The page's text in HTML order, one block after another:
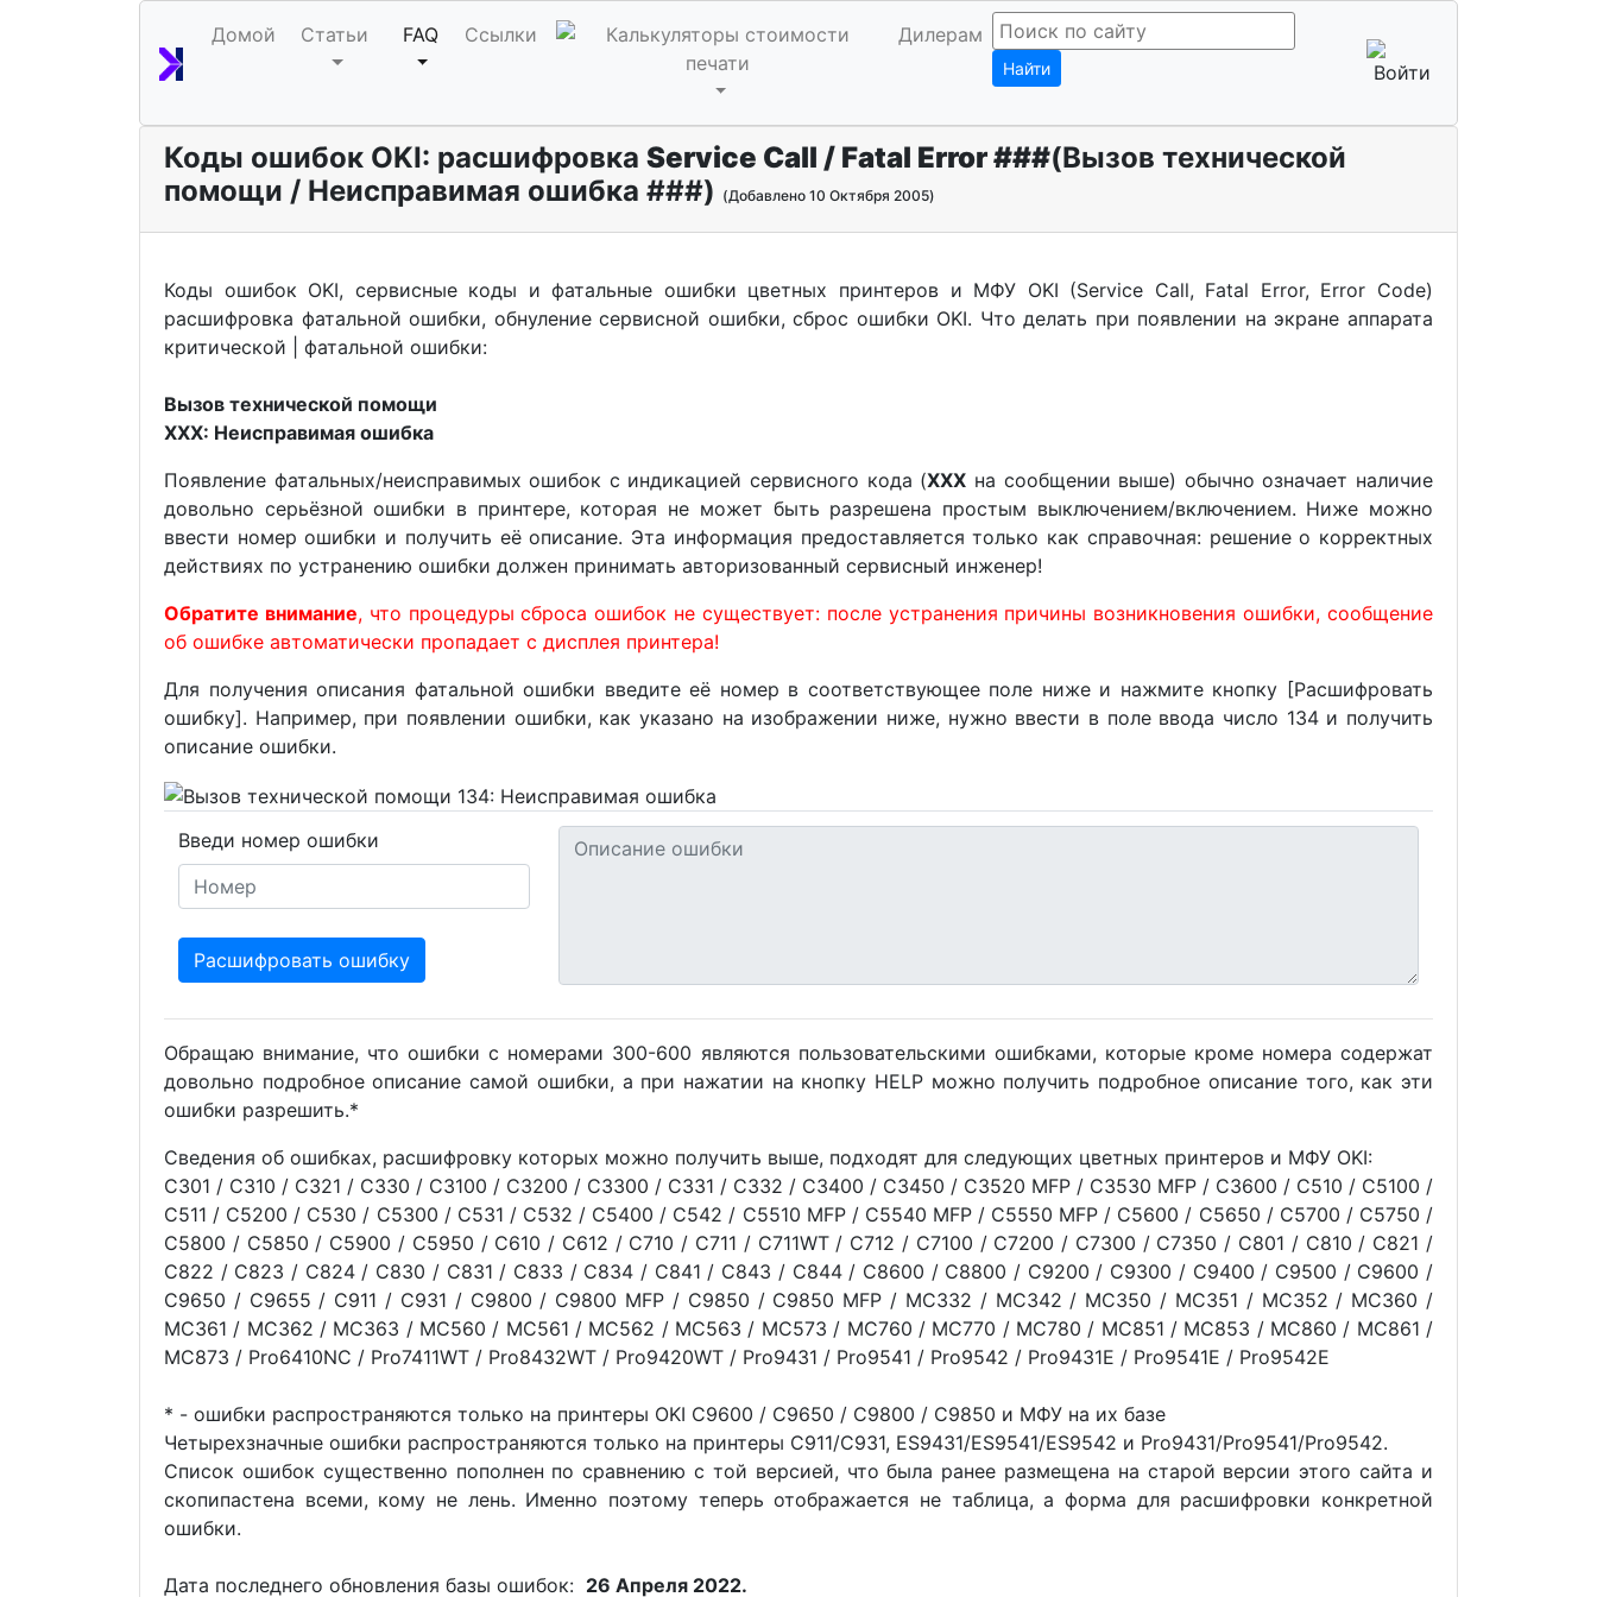
Домой Статьи FAQ Ссылки Дилерам
Найти
Коды ошибок OKI: расшифровка Service Call / Fatal Error ###(Вызов технической
помощи / Неисправимая ошибка ###) (Добавлено 10 Октября 2005)
Коды ошибок OKI, сервисные коды и фатальные ошибки цветных принтеров и МФУ OKI (Service Call, Fatal Error, Error Code)
расшифровка фатальной ошибки, обнуление сервисной ошибки, сброс ошибки OKI. Что делать при появлении на экране аппарата
критической | фатальной ошибки:
Вызов технической помощи
XXX: Неисправимая ошибка
Появление фатальных/неисправимых ошибок с индикацией сервисного кода (ХХХ на сообщении выше) обычно означает наличие
довольно серьёзной ошибки в принтере, которая не может быть разрешена простым выключением/включением. Ниже можно
ввести номер ошибки и получить её описание. Эта информация предоставляется только как справочная: решение о корректных
действиях по устранению ошибки должен принимать авторизованный сервисный инженер!
Обратите внимание, что процедуры сброса ошибок не существует: после устранения причины возникновения ошибки, сообщение
об ошибке автоматически пропадает с дисплея принтера!
Для получения описания фатальной ошибки введите её номер в соответствующее поле ниже и нажмите кнопку [Расшифровать
ошибку]. Например, при появлении ошибки, как указано на изображении ниже, нужно ввести в поле ввода число 134 и получить
описание ошибки.
Введи номер ошибки
Расшифровать ошибку
Обращаю внимание, что ошибки с номерами 300-600 являются пользовательскими ошибками, которые кроме номера содержат
довольно подробное описание самой ошибки, а при нажатии на кнопку HELP можно получить подробное описание того, как эти
ошибки разрешить.*
Сведения об ошибках, расшифровку которых можно получить выше, подходят для следующих цветных принтеров и МФУ OKI:
C301 / C310 / C321 / C330 / C3100 / C3200 / C3300 / C331 / C332 / C3400 / C3450 / C3520 MFP / C3530 MFP / C3600 / C510 / C5100 /
C511 / C5200 / C530 / C5300 / C531 / C532 / C5400 / C542 / C5510 MFP / C5540 MFP / C5550 MFP / C5600 / C5650 / C5700 / C5750 /
C5800 / C5850 / C5900 / C5950 / C610 / C612 / C710 / C711 / C711WT / C712 / C7100 / C7200 / C7300 / C7350 / C801 / C810 / C821 /
C822 / C823 / C824 / C830 / C831 / C833 / C834 / C841 / C843 / C844 / C8600 / C8800 / C9200 / C9300 / C9400 / C9500 / C9600 /
C9650 / C9655 / C911 / C931 / C9800 / C9800 MFP / C9850 / C9850 MFP / MC332 / MC342 / MC350 / MC351 / MC352 / MC360 /
MC361 / MC362 / MC363 / MC560 / MC561 / MC562 / MC563 / MC573 / MC760 / MC770 / MC780 / MC851 / MC853 / MC860 / MC861 /
MC873 / Pro6410NC / Pro7411WT / Pro8432WT / Pro9420WT / Pro9431 / Pro9541 / Pro9542 / Pro9431E / Pro9541E / Pro9542E
* - ошибки распространяются только на принтеры OKI C9600 / C9650 / C9800 / C9850 и МФУ на их базе
Четырехзначные ошибки распространяются только на принтеры C911/C931, ES9431/ES9541/ES9542 и Pro9431/Pro9541/Pro9542.
Список ошибок существенно пополнен по сравнению с той версией, что была ранее размещена на старой версии этого сайта и
скопипастена всеми, кому не лень. Именно поэтому теперь отображается не таблица, а форма для расшифровки конкретной
ошибки.
Дата последнего обновления базы ошибок: 26 Апреля 2022.